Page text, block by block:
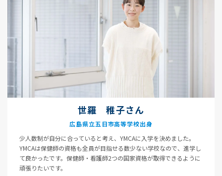
世羅 稚子さん
広島県立五日市高等学校出身
少人数制が自分に合っていると考え、YMCAに入学を決めました。
YMCAは保健師の資格も全員が目指せる数少ない学校なので、進学し
て良かったです。保健師・看護師2つの国家資格が取得できるように
頑張りたいです。